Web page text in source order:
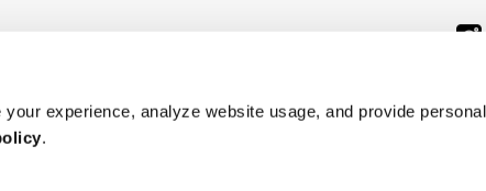
experience, analyze website usage, and provide
.